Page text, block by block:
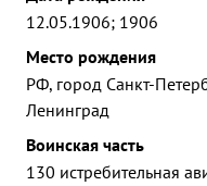
12.05.1906; 1906
Место рождения
РФ, город Санкт-
Ленинград
Воинская часть
130 истребительная